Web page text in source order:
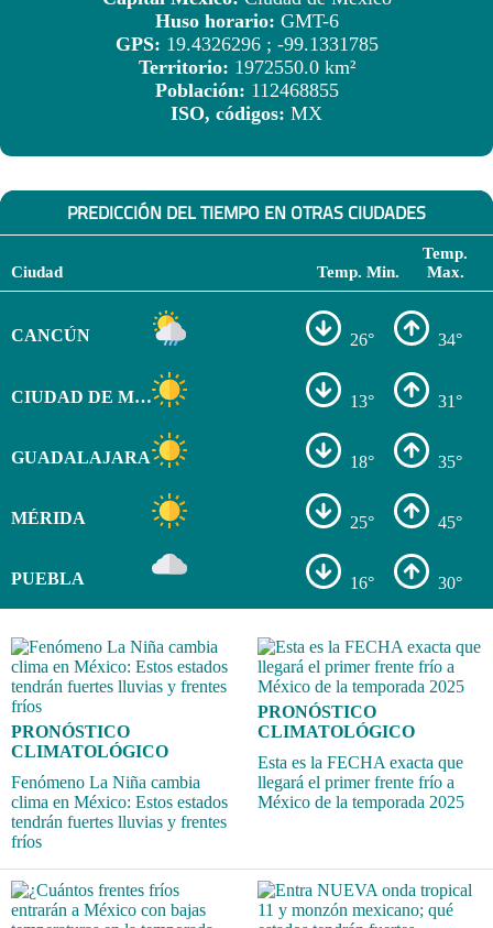
Huso horario: GMT-6
GPS: 19.4326296 ; -99.1331785
Territorio: 1972550.0 km²
Población: 112468855
ISO, códigos: MX
PREDICCIÓN DEL TIEMPO EN OTRAS CIUDADES
Ciudad Temp. Min.
Temp.
Max.
CANCÚN 26° 34°
CIUDAD DE MÉXICO 13° 31°
GUADALAJARA 18° 35°
MÉRIDA 25° 45°
PUEBLA 16° 30°
PRONÓSTICO
CLIMATOLÓGICO
Fenómeno La Niña cambia
clima en México: Estos estados
tendrán fuertes lluvias y frentes
fríos
PRONÓSTICO
CLIMATOLÓGICO
Esta es la FECHA exacta que
llegará el primer frente frío a
México de la temporada 2025